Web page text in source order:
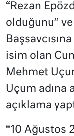
“Rezan
olduğunu”
isim olan
Mehmet
Uçum adına
açıklama
“10 Ağustos